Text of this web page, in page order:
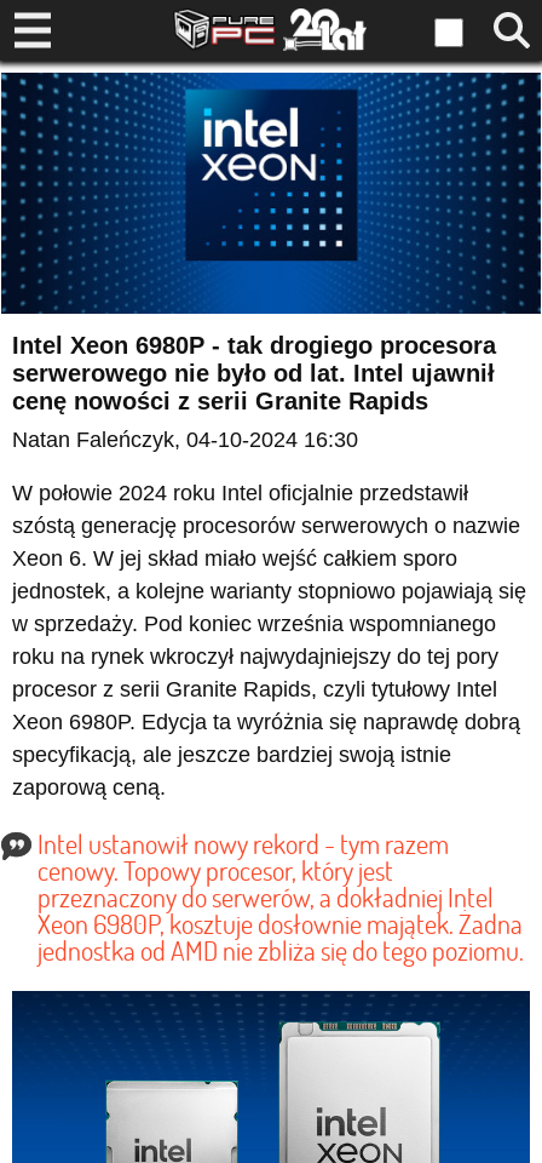
Intel Xeon 6980P - tak drogiego procesora
serwerowego nie było od lat. Intel ujawnił
cenę nowości z serii Granite Rapids
Natan Faleńczyk, 04-10-2024 16:30
W połowie 2024 roku Intel oficjalnie przedstawił
szóstą generację procesorów serwerowych o nazwie
Xeon 6. W jej skład miało wejść całkiem sporo
jednostek, a kolejne warianty stopniowo pojawiają się
w sprzedaży. Pod koniec września wspomnianego
roku na rynek wkroczył najwydajniejszy do tej pory
procesor z serii Granite Rapids, czyli tytułowy Intel
Xeon 6980P. Edycja ta wyróżnia się naprawdę dobrą
specyfikacją, ale jeszcze bardziej swoją istnie
zaporową ceną.
Intel ustanowił nowy rekord - tym razem
cenowy. Topowy procesor, który jest
przeznaczony do serwerów, a dokładniej Intel
Xeon 6980P, kosztuje dosłownie majątek. Żadna
jednostka od AMD nie zbliża się do tego poziomu.